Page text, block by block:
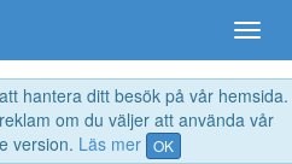
hantera ditt besök på vår hemsida.
om du väljer att använda vår
version. Läs mer OK